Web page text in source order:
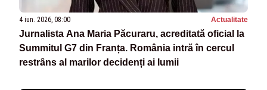
4 iun. 2026, 08:00 Actualitate
Jurnalista Ana Maria Păcuraru, acreditată oficial la
Summitul G7 din Franța. România intră în cercul
restrâns al marilor decidenți ai lumii